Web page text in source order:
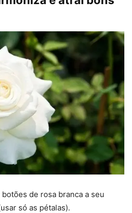
de rosa branca a seu
só as pétalas).